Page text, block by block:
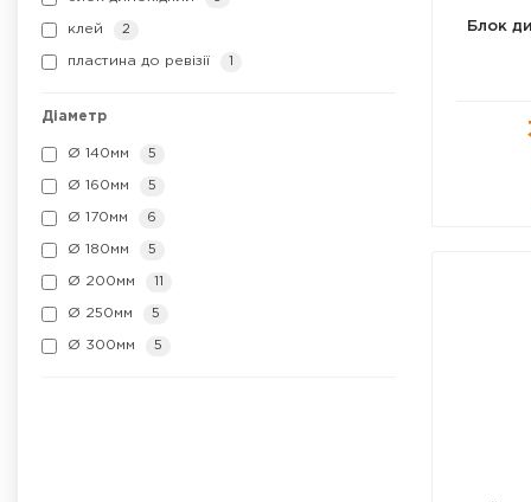
клей 2
пластина до ревізії 1
Діаметр
Ø 140мм 5
Ø 160мм 5
Ø 170мм 6
Ø 180мм 5
Ø 200мм 11
Ø 250мм 5
Ø 300мм 5
Блок